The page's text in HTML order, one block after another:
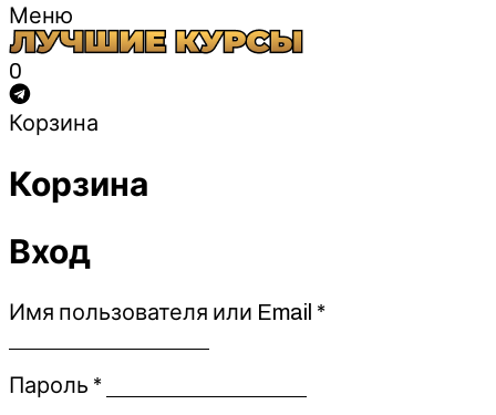
Меню
0
Корзина
Корзина
Вход
Имя пользователя или Email *Обязательно
Пароль *Обязательно